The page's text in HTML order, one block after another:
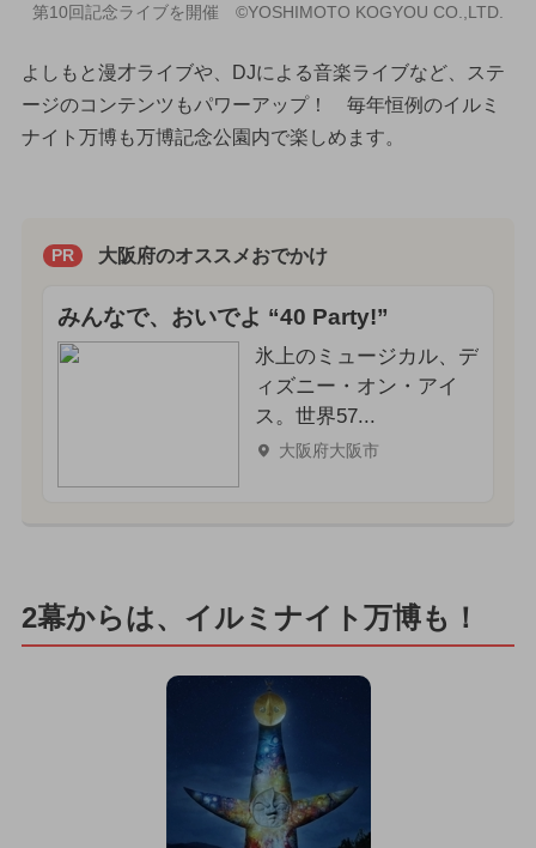
第10回記念ライブを開催 ©YOSHIMOTO KOGYOU CO.,LTD.
よしもと漫才ライブや、DJによる音楽ライブなど、ステ
ージのコンテンツもパワーアップ！ 毎年恒例のイルミ
ナイト万博も万博記念公園内で楽しめます。
PR 大阪府のオススメおでかけ
みんなで、おいでよ “40 Party!”
氷上のミュージカル、デ
ィズニー・オン・アイ
ス。世界57...
大阪府大阪市
2幕からは、イルミナイト万博も！